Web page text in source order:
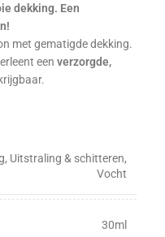
dekking. Een
met gematigde dekking.
een verzorgde,
, Uitstraling & schitteren,
Vocht
30ml